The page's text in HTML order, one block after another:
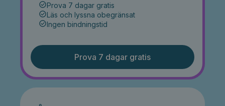
Prova 7 dagar gratis
Läs och lyssna obegränsat
Ingen bindningstid
Prova 7 dagar gratis